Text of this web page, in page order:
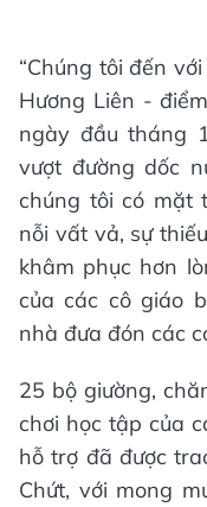
“Chúng tôi đến
Hương Liên -
ngày đầu tháng
vượt đường dốc
chúng tôi có mặt
nỗi vất vả, sự
khâm phục hơn
của các cô giáo
nhà đưa đón các
25 bộ giường,
chơi học tập của
hỗ trợ đã được
Chứt, với mong